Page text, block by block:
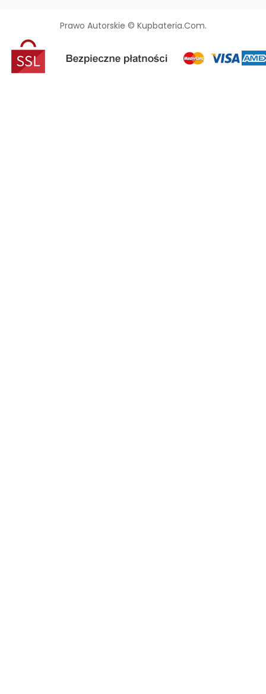
Prawo Autorskie © Kupbateria.com.